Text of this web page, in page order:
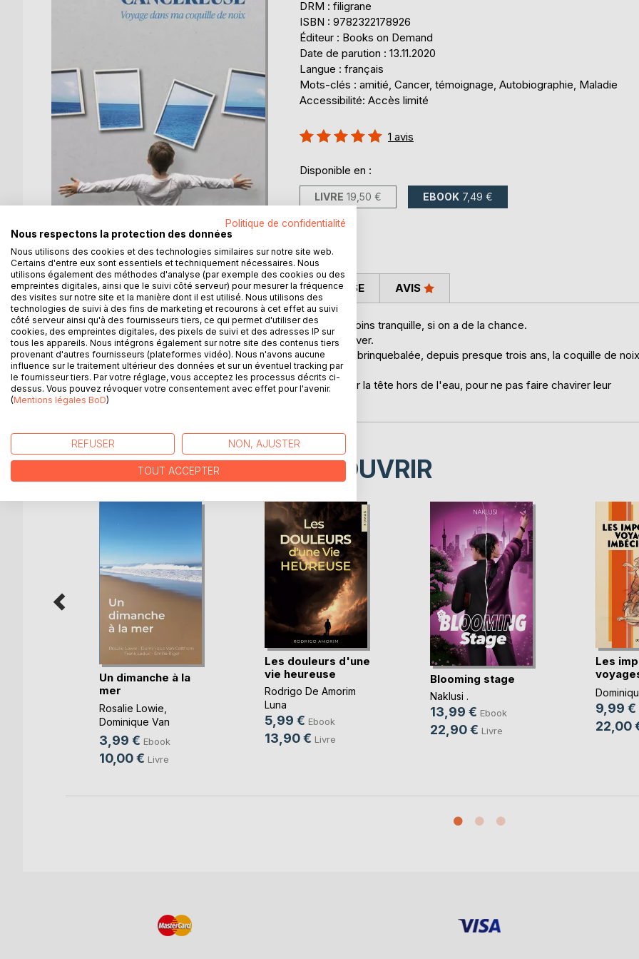
DRM : filigrane
ISBN : 9782322178926
Éditeur : Books on Demand
Date de parution : 13.11.2020
Langue : français
Mots-clés : amitié, Cancer, témoignage, Autobiographie, Maladie
Accessibilité: Accès limité
Évaluation:
1 avis
Disponible en :
LIVRE 19,50 € EBOOK 7,49 €
DESCRIPTION
La vie est une navigation, plus ou moins longue, plus ou moins tranquille, si on a de la chance.
Au moment où l'on s'y attend le moins, un grain peut se lever.
Le moins qu'on puisse dire est que la mer sur laquelle est brinquebalée, depuis presque trois ans, la coquille de noix
de cette quadragénaire, est mouvementée.
AccrochéE à son mât, son fils, elle va tout tenter pour tenir la tête hors de l'eau, pour ne pas faire chavirer leur
embarcation, et pour combattre le cancer.
AUTEUR(S) CRITIQUES PRESSE AVIS
D’AUTRES TITRES À DÉCOUVRIR
Un dimanche à la
mer
Rosalie Lowie
Dominique Van
Cotthem, ...
3,99 € Ebook
10,00 € Livre
Les douleurs d'une
vie heureuse
Rodrigo De Amorim
Luna
5,99 € Ebook
13,90 € Livre
Blooming stage
Naklusi .
13,99 € Ebook
22,90 € Livre
Les
9,99 €
22,00
Politique de confidentialité
Nous respectons la protection des données
Nous utilisons des cookies et des technologies similaires sur notre site web.
Certains d'entre eux sont essentiels et techniquement nécessaires. Nous
utilisons également des méthodes d'analyse (par exemple des cookies ou des
empreintes digitales, ainsi que le suivi côté serveur) pour mesurer la fréquence
des visites sur notre site et la manière dont il est utilisé. Nous utilisons des
technologies de suivi à des fins de marketing et recourons à cet effet au suivi
côté serveur ainsi qu'à des fournisseurs tiers, ce qui permet d'utiliser des
cookies, des empreintes digitales, des pixels de suivi et des adresses IP sur
tous les appareils. Nous intégrons également sur notre site des contenus tiers
provenant d'autres fournisseurs (plateformes vidéo). Nous n'avons aucune
influence sur le traitement ultérieur des données et sur un éventuel tracking par
le fournisseur tiers. Par votre réglage, vous acceptez les processus décrits ci-
dessus. Vous pouvez révoquer votre consentement avec effet pour l'avenir.
(Mentions légales BoD)
REFUSER NON, AJUSTER
TOUT ACCEPTER